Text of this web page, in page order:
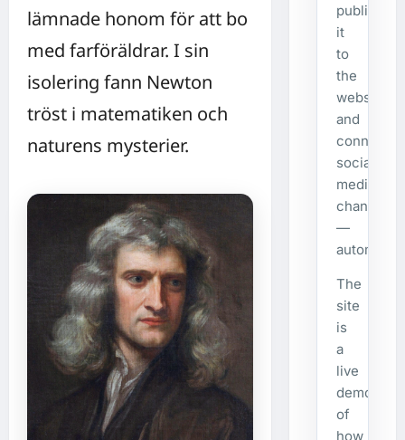
lämnade honom för att bo
med farföräldrar. I sin
isolering fann Newton
tröst i matematiken och
naturens mysterier.
publishes
it
to
the
website
and
connected
social
media
channels
—
The
site
is
a
live
of
how